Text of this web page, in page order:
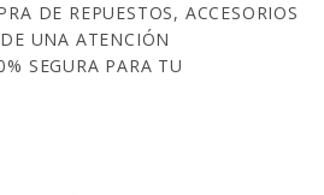
DE REPUESTOS, ACCESORIOS
UNA ATENCIÓN
SEGURA PARA TU